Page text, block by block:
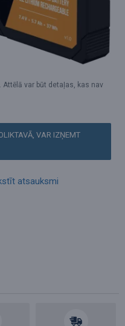
var būt detaļas, kas nav
VAR IZŅEMT
atsauksmi